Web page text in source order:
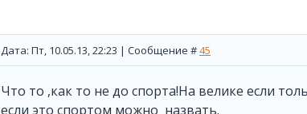
Дата: Пт, 10.05.13, 22:23 | Сообщение #45
Что то ,как то не до спорта!На велике если
если это спортом можно назвать.